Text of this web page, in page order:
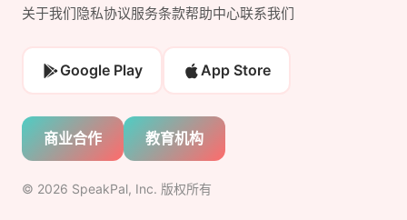
关于我们隐私协议服务条款帮助中心联系我们
Google Play App Store
商业合作 教育机构
© 2026 SpeakPal, Inc. 版权所有